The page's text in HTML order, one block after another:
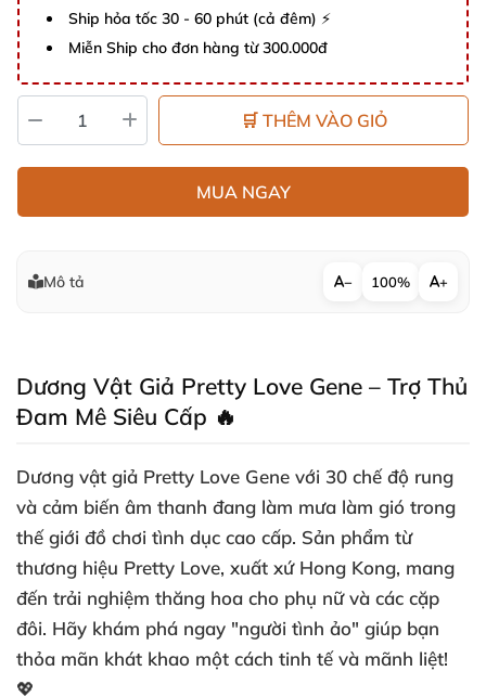
Ship hỏa tốc 30 - 60 phút (cả đêm) ⚡
Miễn Ship cho đơn hàng từ 300.000đ
🛒 THÊM VÀO GIỎ
MUA NGAY
Mô tả − 100% +
Dương Vật Giả Pretty Love Gene – Trợ Thủ
Đam Mê Siêu Cấp 🔥
Dương vật giả Pretty Love Gene với 30 chế độ rung
và cảm biến âm thanh đang làm mưa làm gió trong
thế giới đồ chơi tình dục cao cấp. Sản phẩm từ
thương hiệu Pretty Love, xuất xứ Hong Kong, mang
đến trải nghiệm thăng hoa cho phụ nữ và các cặp
đôi. Hãy khám phá ngay "người tình ảo" giúp bạn
thỏa mãn khát khao một cách tinh tế và mãnh liệt!
💖